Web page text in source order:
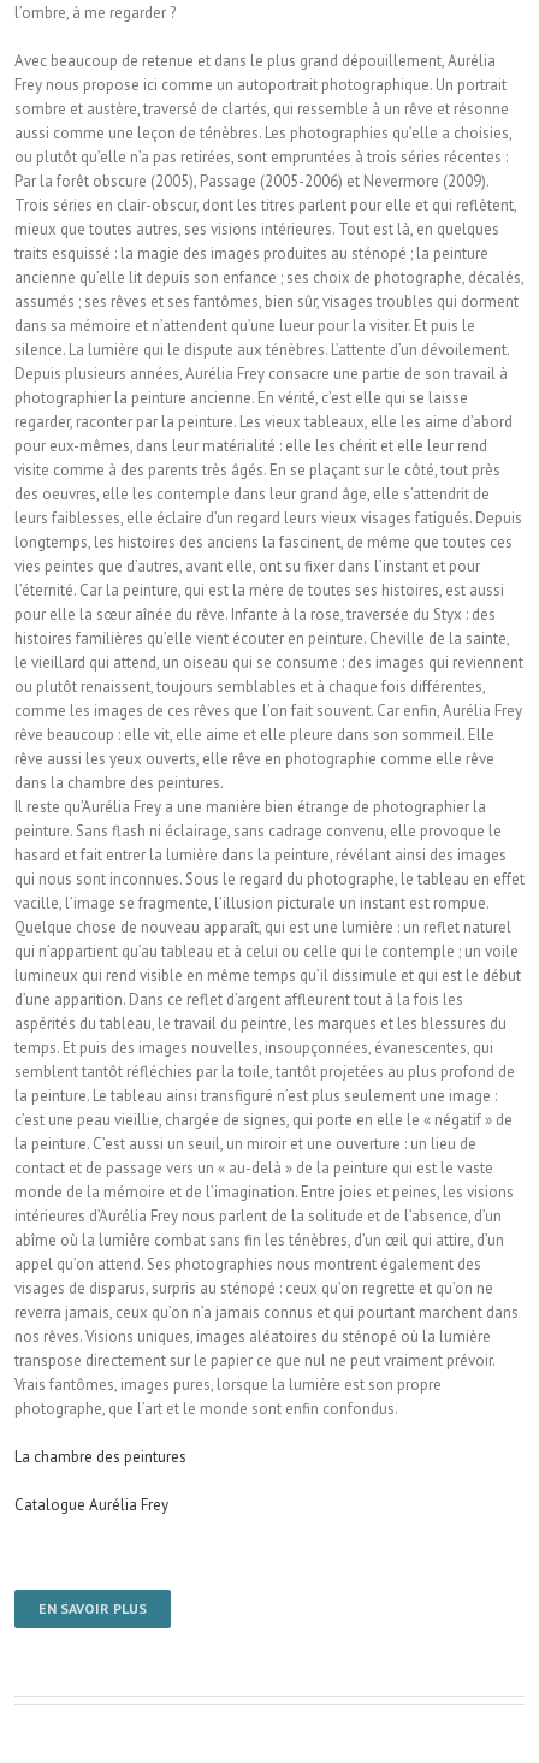
l’ombre, à me regarder ?
Avec beaucoup de retenue et dans le plus grand dépouillement, Aurélia
Frey nous propose ici comme un autoportrait photographique. Un portrait
sombre et austère, traversé de clartés, qui ressemble à un rêve et résonne
aussi comme une leçon de ténèbres. Les photographies qu’elle a choisies,
ou plutôt qu’elle n’a pas retirées, sont empruntées à trois séries récentes :
Par la forêt obscure (2005), Passage (2005-2006) et Nevermore (2009).
Trois séries en clair-obscur, dont les titres parlent pour elle et qui reflètent,
mieux que toutes autres, ses visions intérieures. Tout est là, en quelques
traits esquissé : la magie des images produites au sténopé ; la peinture
ancienne qu’elle lit depuis son enfance ; ses choix de photographe, décalés,
assumés ; ses rêves et ses fantômes, bien sûr, visages troubles qui dorment
dans sa mémoire et n’attendent qu’une lueur pour la visiter. Et puis le
silence. La lumière qui le dispute aux ténèbres. L’attente d’un dévoilement.
Depuis plusieurs années, Aurélia Frey consacre une partie de son travail à
photographier la peinture ancienne. En vérité, c’est elle qui se laisse
regarder, raconter par la peinture. Les vieux tableaux, elle les aime d’abord
pour eux-mêmes, dans leur matérialité : elle les chérit et elle leur rend
visite comme à des parents très âgés. En se plaçant sur le côté, tout près
des oeuvres, elle les contemple dans leur grand âge, elle s’attendrit de
leurs faiblesses, elle éclaire d’un regard leurs vieux visages fatigués. Depuis
longtemps, les histoires des anciens la fascinent, de même que toutes ces
vies peintes que d’autres, avant elle, ont su fixer dans l’instant et pour
l’éternité. Car la peinture, qui est la mère de toutes ses histoires, est aussi
pour elle la sœur aînée du rêve. Infante à la rose, traversée du Styx : des
histoires familières qu’elle vient écouter en peinture. Cheville de la sainte,
le vieillard qui attend, un oiseau qui se consume : des images qui reviennent
ou plutôt renaissent, toujours semblables et à chaque fois différentes,
comme les images de ces rêves que l’on fait souvent. Car enfin, Aurélia Frey
rêve beaucoup : elle vit, elle aime et elle pleure dans son sommeil. Elle
rêve aussi les yeux ouverts, elle rêve en photographie comme elle rêve
dans la chambre des peintures.
Il reste qu’Aurélia Frey a une manière bien étrange de photographier la
peinture. Sans flash ni éclairage, sans cadrage convenu, elle provoque le
hasard et fait entrer la lumière dans la peinture, révélant ainsi des images
qui nous sont inconnues. Sous le regard du photographe, le tableau en effet
vacille, l’image se fragmente, l’illusion picturale un instant est rompue.
Quelque chose de nouveau apparaît, qui est une lumière : un reflet naturel
qui n’appartient qu’au tableau et à celui ou celle qui le contemple ; un voile
lumineux qui rend visible en même temps qu’il dissimule et qui est le début
d’une apparition. Dans ce reflet d’argent affleurent tout à la fois les
aspérités du tableau, le travail du peintre, les marques et les blessures du
temps. Et puis des images nouvelles, insoupçonnées, évanescentes, qui
semblent tantôt réfléchies par la toile, tantôt projetées au plus profond de
la peinture. Le tableau ainsi transfiguré n’est plus seulement une image :
c’est une peau vieillie, chargée de signes, qui porte en elle le « négatif » de
la peinture. C’est aussi un seuil, un miroir et une ouverture : un lieu de
contact et de passage vers un « au-delà » de la peinture qui est le vaste
monde de la mémoire et de l’imagination. Entre joies et peines, les visions
intérieures d’Aurélia Frey nous parlent de la solitude et de l’absence, d’un
abîme où la lumière combat sans fin les ténèbres, d’un œil qui attire, d’un
appel qu’on attend. Ses photographies nous montrent également des
visages de disparus, surpris au sténopé : ceux qu’on regrette et qu’on ne
reverra jamais, ceux qu’on n’a jamais connus et qui pourtant marchent dans
nos rêves. Visions uniques, images aléatoires du sténopé où la lumière
transpose directement sur le papier ce que nul ne peut vraiment prévoir.
Vrais fantômes, images pures, lorsque la lumière est son propre
photographe, que l’art et le monde sont enfin confondus.
La chambre des peintures
Catalogue Aurélia Frey
EN SAVOIR PLUS